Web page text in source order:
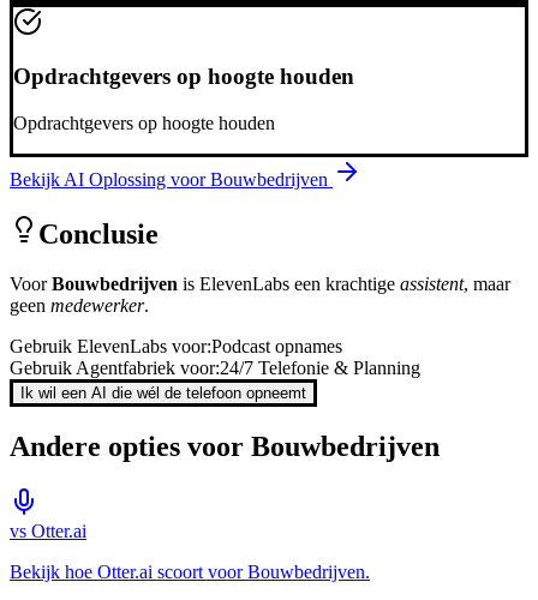
Opdrachtgevers op hoogte houden
Opdrachtgevers op hoogte houden
Bekijk AI Oplossing voorBouwbedrijven
Conclusie
VoorBouwbedrijven is ElevenLabs een krachtige assistent, maar
geen medewerker.
Gebruik ElevenLabs voor:Podcast opnames
Gebruik Agentfabriek voor:24/7 Telefonie & Planning
Ik wil een AI die wél de telefoon opneemt
Andere opties voor Bouwbedrijven
vs Otter.ai
Bekijk hoe Otter.ai scoort voorBouwbedrijven.